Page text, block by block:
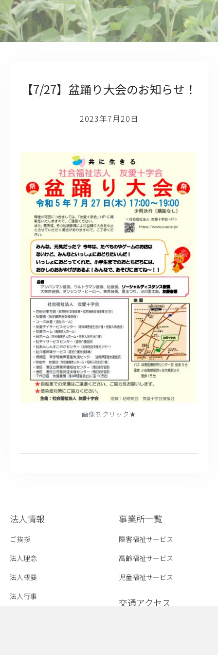
【7/27】盆踊り大会のお知らせ！
2023年7月20日
画像をクリック★
法人情報
ご挨拶
法人理念
法人概要
法人行事
事業所一覧
障害福祉サービス
高齢福祉サービス
児童福祉サービス
交通アクセス